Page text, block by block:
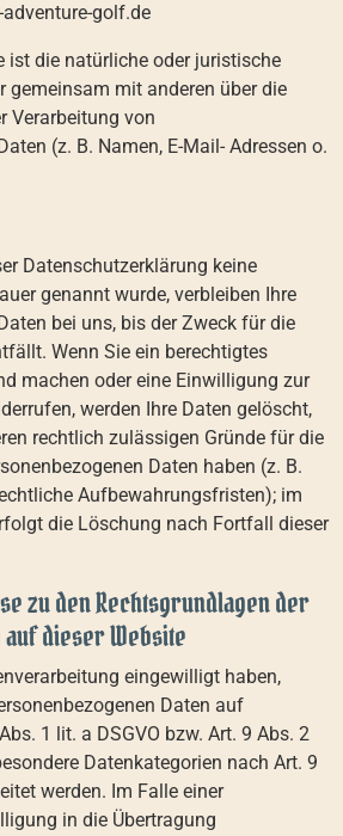
golf.de
ist die natürliche oder juristische
gemeinsam mit anderen über die
Verarbeitung von
(z. B. Namen, E-Mail- Adressen o.
Datenschutzerklärung keine
genannt wurde, verbleiben Ihre
bei uns, bis der Zweck für die
Wenn Sie ein berechtigtes
machen oder eine Einwilligung zur
werden Ihre Daten gelöscht,
rechtlich zulässigen Gründe für die
Daten haben (z. B.
Aufbewahrungsfristen); im
die Löschung nach Fortfall dieser
zu den Rechtsgrundlagen der
dieser Website
eingewilligt haben,
Daten auf
1 lit. a DSGVO bzw. Art. 9 Abs. 2
Datenkategorien nach Art. 9
werden. Im Falle einer
in die Übertragung